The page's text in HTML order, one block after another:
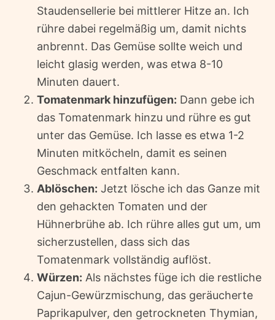
Staudensellerie bei mittlerer Hitze an. Ich
rühre dabei regelmäßig um, damit nichts
anbrennt. Das Gemüse sollte weich und
leicht glasig werden, was etwa 8-10
Minuten dauert.
Tomatenmark hinzufügen: Dann gebe ich
das Tomatenmark hinzu und rühre es gut
unter das Gemüse. Ich lasse es etwa 1-2
Minuten mitköcheln, damit es seinen
Geschmack entfalten kann.
Ablöschen: Jetzt lösche ich das Ganze mit
den gehackten Tomaten und der
Hühnerbrühe ab. Ich rühre alles gut um, um
sicherzustellen, dass sich das
Tomatenmark vollständig auflöst.
Würzen: Als nächstes füge ich die restliche
Cajun-Gewürzmischung, das geräucherte
Paprikapulver, den getrockneten Thymian,